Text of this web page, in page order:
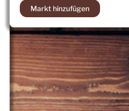
Markt hinzufügen